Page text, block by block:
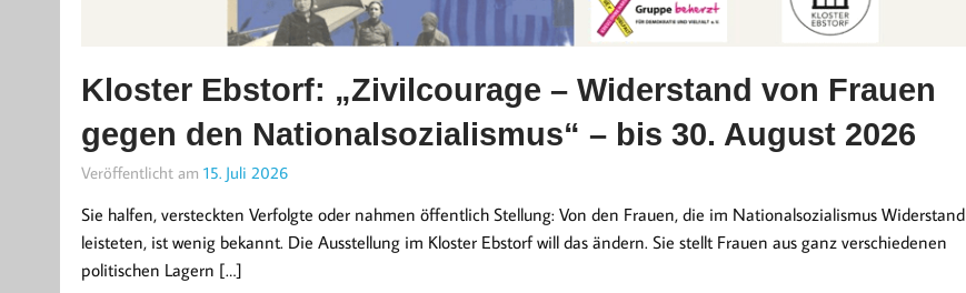
Kloster Ebstorf: „Zivilcourage – Widerstand von Frauen
gegen den Nationalsozialismus“ – bis 30. August 2026
Veröffentlicht am 15. Juli 2026
Sie halfen, versteckten Verfolgte oder nahmen öffentlich Stellung: Von den Frauen, die im Nationalsozialismus Widerstand
leisteten, ist wenig bekannt. Die Ausstellung im Kloster Ebstorf will das ändern. Sie stellt Frauen aus ganz verschiedenen
politischen Lagern […]